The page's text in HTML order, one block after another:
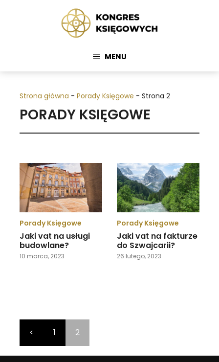
MENU
Strona główna - Porady Księgowe - Strona 2
PORADY KSIĘGOWE
Porady Księgowe
Jaki vat na usługi
budowlane?
10 marca, 2023
Porady Księgowe
Jaki vat na fakturze
do Szwajcarii?
26 lutego, 2023
< 1 2